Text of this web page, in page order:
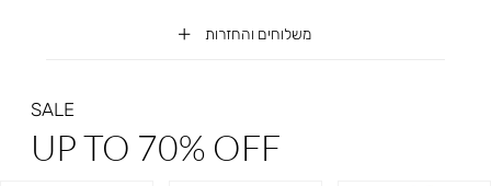
משלוחים והחזרות
SALE
UP TO 70% OFF